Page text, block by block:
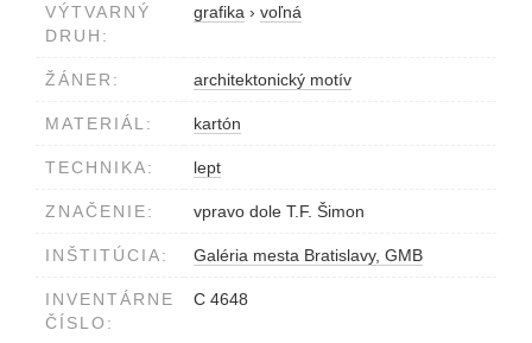
VÝTVARNÝ
DRUH:
grafika › voľná
ŽÁNER: architektonický motív
MATERIÁL: kartón
TECHNIKA: lept
ZNAČENIE: vpravo dole T.F. Šimon
INŠTITÚCIA: Galéria mesta Bratislavy, GMB
INVENTÁRNE
ČÍSLO:
C 4648